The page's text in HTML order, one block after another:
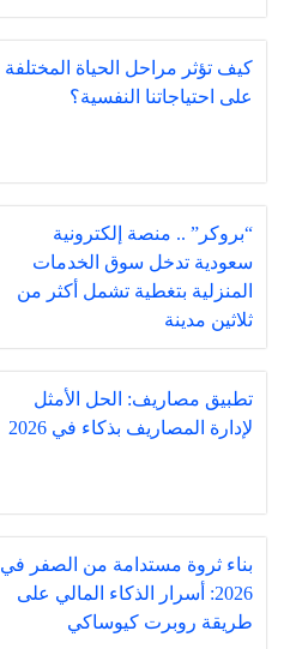
كيف تؤثر مراحل الحياة المختلفة
على احتياجاتنا النفسية؟
“بروكر” .. منصة إلكترونية
سعودية تدخل سوق الخدمات
المنزلية بتغطية تشمل أكثر من
ثلاثين مدينة
تطبيق مصاريف: الحل الأمثل
لإدارة المصاريف بذكاء في 2026
بناء ثروة مستدامة من الصفر في
2026: أسرار الذكاء المالي على
طريقة روبرت كيوساكي